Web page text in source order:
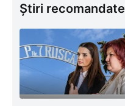
Știri recomandate